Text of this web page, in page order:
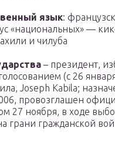
язык:
«национальных» —
и чилуба
– президент,
(с 26
Joseph Kabila;
провозглашен
27 ноября, в ходе
грани гражданской